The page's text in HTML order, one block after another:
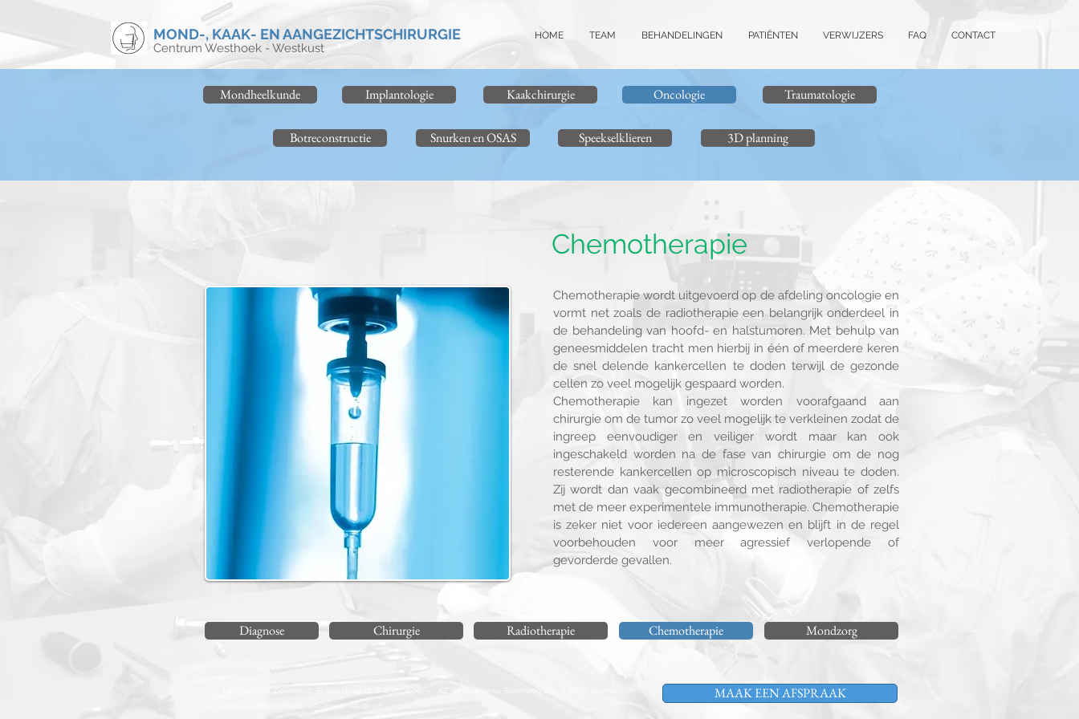
MOND-, KAAK- EN AANGEZICHTSCHIRURGIE
Centrum Westhoek - Westkust
HOME TEAM BEHANDELINGEN PATIËNTEN VERWIJZERS FAQ CONTACT
Mondheelkunde Implantologie Kaakchirurgie Oncologie Traumatologie
Botreconstructie Snurken en OSAS Speekselklieren 3D planning
Chemotherapie
Chemotherapie wordt uitgevoerd op de afdeling oncologie en
vormt net zoals de radiotherapie een belangrijk onderdeel in
de behandeling van hoofd- en halstumoren. Met behulp van
geneesmiddelen tracht men hierbij in één of meerdere keren
de snel delende kankercellen te doden terwijl de gezonde
cellen zo veel mogelijk gespaard worden.
Chemotherapie kan ingezet worden voorafgaand aan
chirurgie om de tumor zo veel mogelijk te verkleinen zodat de
ingreep eenvoudiger en veiliger wordt maar kan ook
ingeschakeld worden na de fase van chirurgie om de nog
resterende kankercellen op microscopisch niveau te doden.
Zij wordt dan vaak gecombineerd met radiotherapie of zelfs
met de meer experimentele immunotherapie. Chemotherapie
is zeker niet voor iedereen aangewezen en blijft in de regel
voorbehouden voor meer agressief verlopende of
gevorderde gevallen.
Diagnose Chirurgie Radiotherapie Chemotherapie Mondzorg
© 2020 by MKA Centrum Westhoek-Westkust
Jan Yperman Ziekenhuis, Briekestraat 12, B-8900 Ieper - AZ West, Ieperse Steenweg 100, B-8630 Veurne MAAK EEN AFSPRAAK